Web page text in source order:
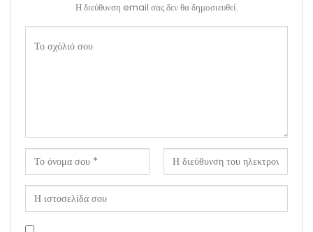
Η διεύθυνση email σας δεν θα δημοσιευθεί.